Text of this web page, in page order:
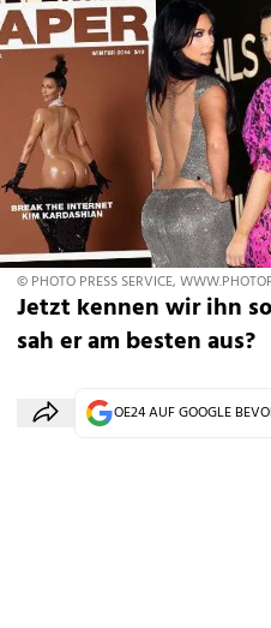
© PHOTO PRESS SERVICE,
Jetzt kennen wir ihn
sah er am besten aus?
OE24 AUF GOOGLE